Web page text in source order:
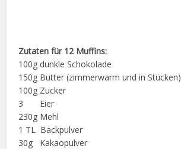
Zutaten für 12 Muffins:
100g dunkle Schokolade
150g Butter (zimmerwarm und in Stücken)
100g Zucker
3 Eier
230g Mehl
1 TL Backpulver
30g Kakaopulver